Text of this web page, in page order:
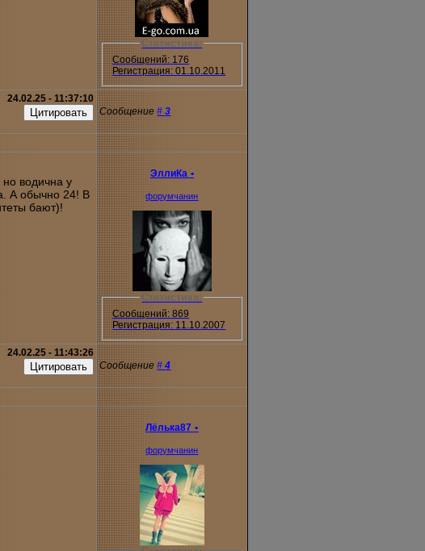
Статистика:
Сообщений: 176
Регистрация: 01.10.2011
24.02.25 - 11:37:10
Сообщение#3
водична у
А обычно 24! В
бают)!
ЭллиКа •
форумчанин
Статистика:
Сообщений: 869
Регистрация: 11.10.2007
24.02.25 - 11:43:26
Сообщение#4
Лёлька87 •
форумчанин